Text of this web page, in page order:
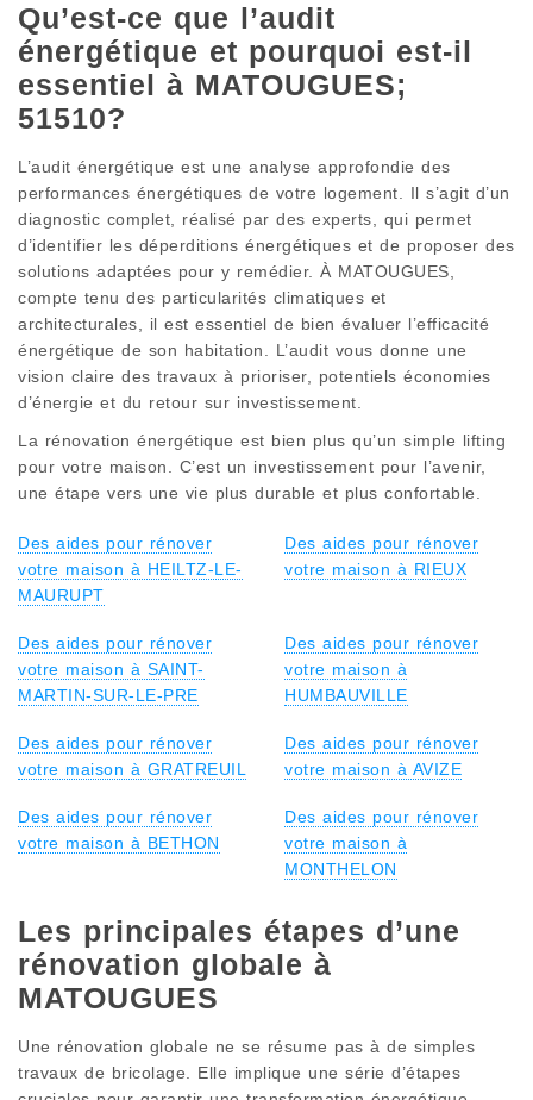
Qu’est-ce que l’audit
énergétique et pourquoi est-il
essentiel à MATOUGUES;
51510?
L’audit énergétique est une analyse approfondie des
performances énergétiques de votre logement. Il s’agit d’un
diagnostic complet, réalisé par des experts, qui permet
d’identifier les déperditions énergétiques et de proposer des
solutions adaptées pour y remédier. À MATOUGUES,
compte tenu des particularités climatiques et
architecturales, il est essentiel de bien évaluer l’efficacité
énergétique de son habitation. L’audit vous donne une
vision claire des travaux à prioriser, potentiels économies
d’énergie et du retour sur investissement.
La rénovation énergétique est bien plus qu’un simple lifting
pour votre maison. C’est un investissement pour l’avenir,
une étape vers une vie plus durable et plus confortable.
Des aides pour rénover
votre maison à HEILTZ-LE-
MAURUPT
Des aides pour rénover
votre maison à RIEUX
Des aides pour rénover
votre maison à SAINT-
MARTIN-SUR-LE-PRE
Des aides pour rénover
votre maison à
HUMBAUVILLE
Des aides pour rénover
votre maison à GRATREUIL
Des aides pour rénover
votre maison à AVIZE
Des aides pour rénover
votre maison à BETHON
Des aides pour rénover
votre maison à
MONTHELON
Les principales étapes d’une
rénovation globale à
MATOUGUES
Une rénovation globale ne se résume pas à de simples
travaux de bricolage. Elle implique une série d’étapes